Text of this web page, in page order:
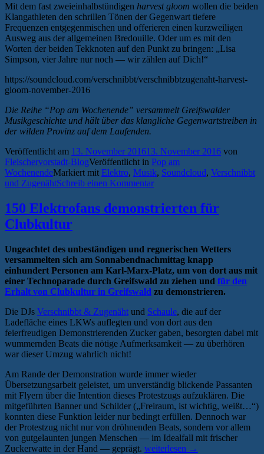
Mit dem fast zweieinhalbstündigen harvest gloom wollen die beiden
Klangathleten den schrillen Tönen der Gegenwart tiefere
Frequenzen entgegenmischen und offerieren einen kurzweiligen
Ausweg aus der allgemeinen Bredouille. Oder um es mit den
Worten der beiden Tekknoten auf den Punkt zu bringen: „Lisa
Simpson, vier Jahre nur noch — wir zählen auf Dich!“
https://soundcloud.com/verschnibbt/verschnibbtzugenaht-harvest-
gloom-november-2016
Die Reihe “Pop am Wochenende” versammelt Greifswalder
Musikgeschichte und hält über das klangliche Gegenwartstreiben in
der wilden Provinz auf dem Laufenden.
Veröffentlicht am 13. November 201613. November 2016 von
Fleischervorstadt-BlogVeröffentlicht in Pop am
WochenendeMarkiert mit Elektro, Musik, Soundcloud, Verschnibbt
und ZugenähtSchreib einen Kommentar
150 Elektrofans demonstrierten für
Clubkultur
Ungeachtet des unbeständigen und regnerischen Wetters
versammelten sich am Sonnabendnachmittag knapp
einhundert Personen am Karl-Marx-Platz, um von dort aus mit
einer Technoparade durch Greifswald zu ziehen und für den
Erhalt von Clubkultur in Greifswald zu demonstrieren.
Die DJs Verschnibbt & Zugenäht und Schaule, die auf der
Ladefläche eines LKWs auflegten und von dort aus den
feierfreudigen Demonstrierenden Zucker gaben, besorgten dabei mit
wummernden Beats die nötige Aufmerksamkeit — zu überhören
war dieser Umzug wahrlich nicht!
Am Rande der Demonstration wurde immer wieder
Übersetzungsarbeit geleistet, um unverständig blickende Passanten
mit Flyern über die Intention dieses Protestzugs aufzuklären. Die
mitgeführten Banner und Schilder („Freiraum, ist wichtig, weißt…“)
konnten diese Funktion leider nur bedingt erfüllen. Dennoch war
der Protestzug nicht nur von dröhnenden Beats, sondern vor allem
von gutgelaunten jungen Menschen — im Idealfall mit frischer
Zuckerwatte in der Hand — geprägt. „150
weiterlesen →